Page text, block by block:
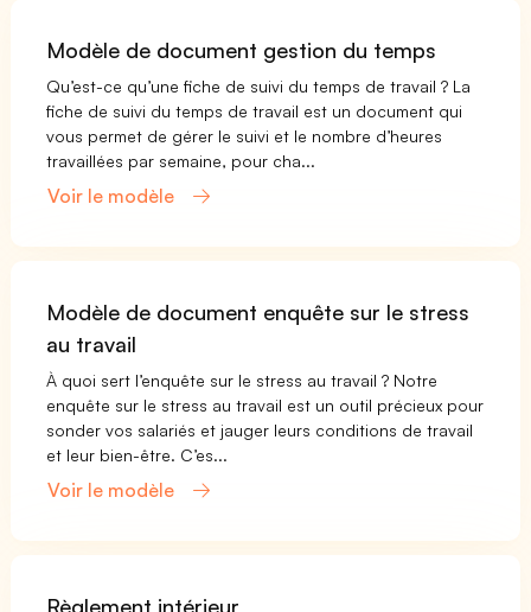
Modèle de document gestion du temps
Qu’est-ce qu’une fiche de suivi du temps de travail ? La
fiche de suivi du temps de travail est un document qui
vous permet de gérer le suivi et le nombre d’heures
travaillées par semaine, pour cha...
Voir le modèle
Modèle de document enquête sur le stress
au travail
À quoi sert l’enquête sur le stress au travail ? Notre
enquête sur le stress au travail est un outil précieux pour
sonder vos salariés et jauger leurs conditions de travail
et leur bien-être. C’es...
Voir le modèle
Règlement intérieur